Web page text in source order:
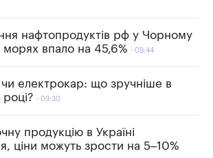
нафтопродуктів рф у Чорному
морях впало на 45,6%
09:44
чи електрокар: що зручніше в
09:30
продукцію в Україні
ціни можуть зрости на 5–10%